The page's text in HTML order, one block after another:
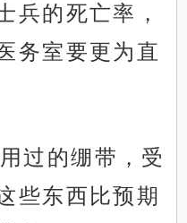
兵的死亡率，
务室要更为直
过的绷带，受
些东西比预期